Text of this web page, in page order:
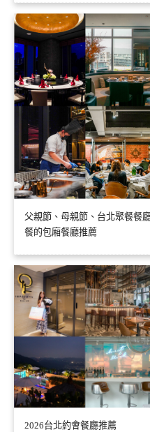
父親節、母親節、台北聚餐餐
餐的包廂餐廳推薦
2026台北約會餐廳推薦